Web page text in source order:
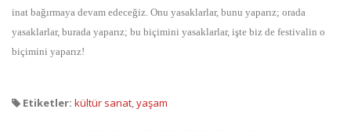
inat bağırmaya devam edeceğiz. Onu yasaklarlar, bunu yaparız; orada
yasaklarlar, burada yaparız; bu biçimini yasaklarlar, işte biz de festivalin o
biçimini yaparız!
Etiketler: kültür sanat,yaşam